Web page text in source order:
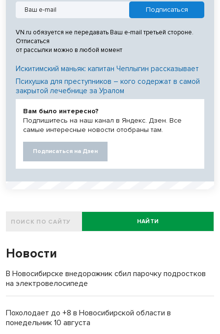
VN.ru обязуется не передавать Ваш e-mail третьей стороне.
Отписаться
от рассылки можно в любой момент
Искитимский маньяк: капитан Чеплыгин рассказывает
Психушка для преступников – кого содержат в самой
закрытой лечебнице за Уралом
Вам было интересно?
Подпишитесь на наш канал в Яндекс. Дзен. Все
самые интересные новости отобраны там.
Подписаться на Дзен
НАЙТИ
Новости
В Новосибирске внедорожник сбил парочку подростков
на электровелосипеде
Похолодает до +8 в Новосибирской области в
понедельник 10 августа